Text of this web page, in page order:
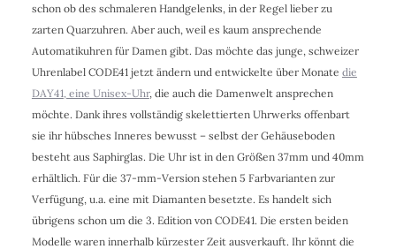
schon ob des schmaleren Handgelenks, in der Regel lieber zu
zarten Quarzuhren. Aber auch, weil es kaum ansprechende
Automatikuhren für Damen gibt. Das möchte das junge, schweizer
Uhrenlabel CODE41 jetzt ändern und entwickelte über Monate die
DAY41, eine Unisex-Uhr, die auch die Damenwelt ansprechen
möchte. Dank ihres vollständig skelettierten Uhrwerks offenbart
sie ihr hübsches Inneres bewusst – selbst der Gehäuseboden
besteht aus Saphirglas. Die Uhr ist in den Größen 37mm und 40mm
erhältlich. Für die 37-mm-Version stehen 5 Farbvarianten zur
Verfügung, u.a. eine mit Diamanten besetzte. Es handelt sich
übrigens schon um die 3. Edition von CODE41. Die ersten beiden
Modelle waren innerhalb kürzester Zeit ausverkauft. Ihr könnt die